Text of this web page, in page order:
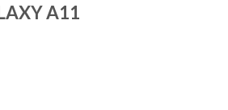
A11